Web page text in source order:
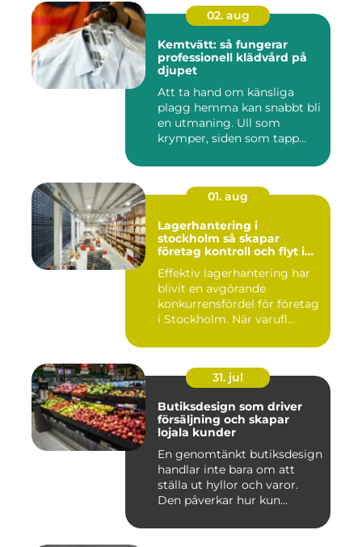
02. aug
Kemtvätt: så fungerar
professionell klädvård på
djupet
Att ta hand om känsliga
plagg hemma kan snabbt bli
en utmaning. Ull som
krymper, siden som tapp...
01. aug
Lagerhantering i
stockholm så skapar
företag kontroll och flyt i
Effektiv lagerhantering har
blivit en avgörande
konkurrensfördel för företag
i Stockholm. När varufl...
31. jul
Butiksdesign som driver
försäljning och skapar
lojala kunder
En genomtänkt butiksdesign
handlar inte bara om att
ställa ut hyllor och varor.
Den påverkar hur kun...